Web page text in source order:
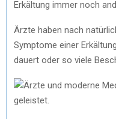
Erkältung immer noch
Ärzte haben nach
Symptome einer
dauert oder so viele